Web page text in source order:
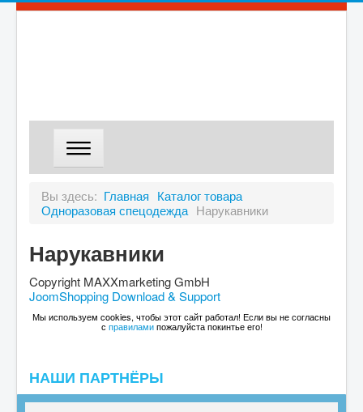
МАГАЗИН
О КОМПАНИИ
КОНТАКТЫ
Вы здесь: Главная Каталог товара
Одноразовая спецодежда Нарукавники
Нарукавники
Copyright MAXXmarketing GmbH
JoomShopping Download & Support
Мы используем cookies, чтобы этот сайт работал! Если вы не согласны
с правиламипожалуйста покинтье его!
НАШИ ПАРТНЁРЫ